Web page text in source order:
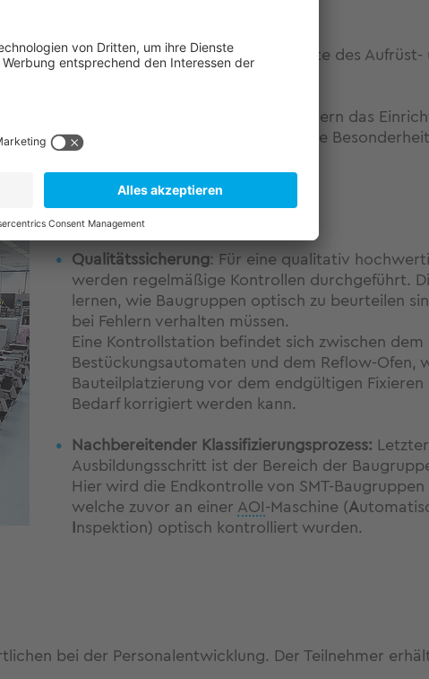
die Teilnehmer die wesentlichen Inhalte des Aufrüst-
statt, an der den Teilnehmern das
wird. Außerdem werden sie über die
Qualitätssicherung: Für eine qualitativ
werden regelmäßige Kontrollen durchgeführt.
lernen, wie Baugruppen optisch zu beurteilen
bei Fehlern verhalten müssen.
Eine Kontrollstation befindet sich zwischen dem
Bestückungsautomaten und dem Reflow-Ofen,
Bauteilplatzierung vor dem endgültigen
Bedarf korrigiert werden kann.
Nachbereitender Klassifizierungsprozess: Letzter
Ausbildungsschritt ist der Bereich der
Hier wird die Endkontrolle von SMT-
welche zuvor an einer AOI-Maschine (A
nspektion) optisch kontrolliert wurden.
bei der Personalentwicklung. Der Teilnehmer